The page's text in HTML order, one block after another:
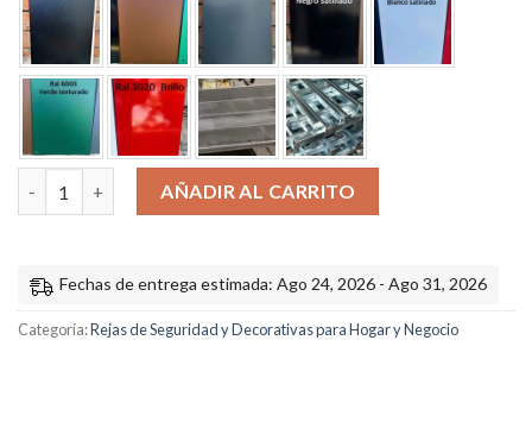
Reja de hierro compra online a medida directo de fabrica
AÑADIR AL CARRITO
Fechas de entrega estimada: Ago 24, 2026 - Ago 31, 2026
Categoría:Rejas de Seguridad y Decorativas para Hogar y Negocio